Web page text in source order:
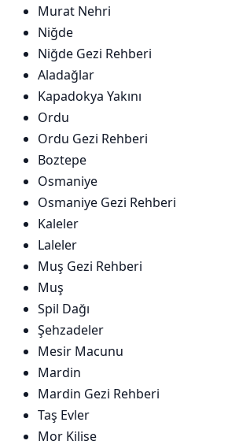
Murat Nehri
Niğde
Niğde Gezi Rehberi
Aladağlar
Kapadokya Yakını
Ordu
Ordu Gezi Rehberi
Boztepe
Osmaniye
Osmaniye Gezi Rehberi
Kaleler
Laleler
Muş Gezi Rehberi
Muş
Spil Dağı
Şehzadeler
Mesir Macunu
Mardin
Mardin Gezi Rehberi
Taş Evler
Mor Kilise